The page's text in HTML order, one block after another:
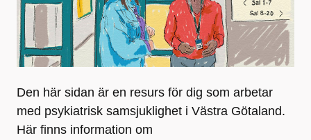
Den här sidan är en resurs för dig som arbetar
med psykiatrisk samsjuklighet i Västra Götaland.
Här finns information om